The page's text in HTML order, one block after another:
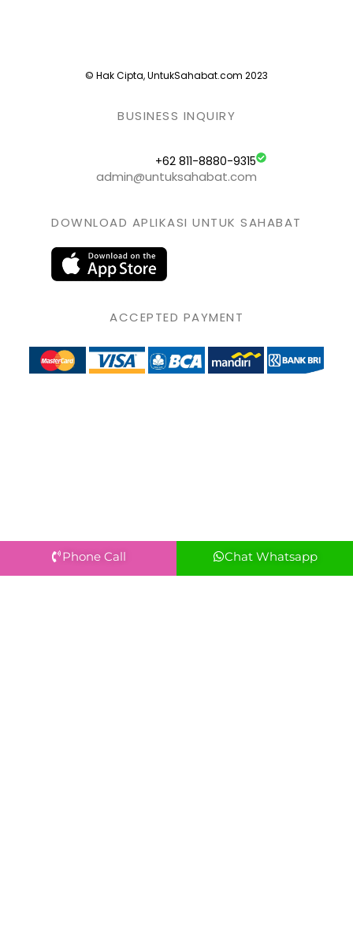
© Hak Cipta, UntukSahabat.com 2023
BUSINESS INQUIRY
+62 811-8880-9315
admin@untuksahabat.com
DOWNLOAD APLIKASI UNTUK SAHABAT
ACCEPTED PAYMENT
Phone Call Chat Whatsapp